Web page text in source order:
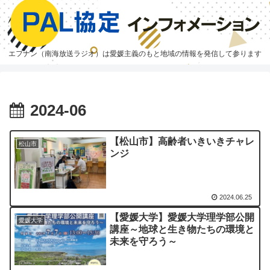
エフナン（南海放送ラジオ）は愛媛主義のもと地域の情報を発信して参ります
2024-06
松山市
【松山市】高齢者いきいきチャレ
ンジ
2024.06.25
愛媛大学
【愛媛大学】愛媛大学理学部公開
講座～地球と生き物たちの環境と
未来を守ろう～